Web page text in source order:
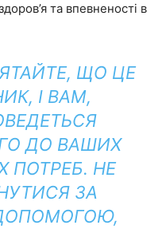
та впевненості в
ЩО ЦЕ
І ВАМ,
ДО ВАШИХ
ПОТРЕБ. НЕ
ЗА